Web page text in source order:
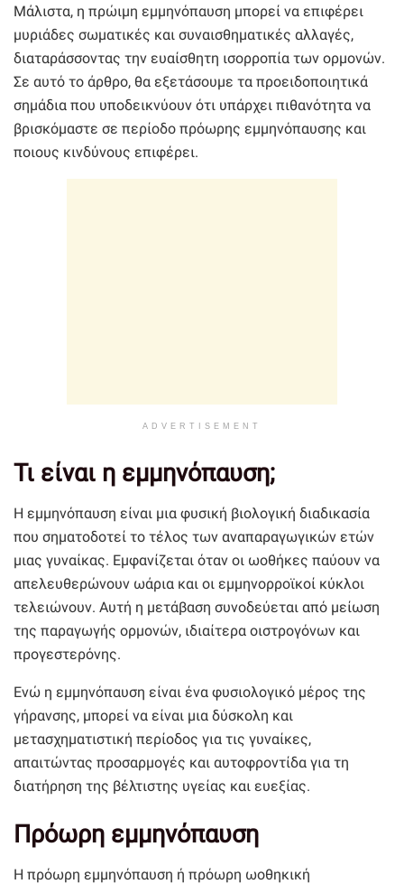
Μάλιστα, η πρώιμη εμμηνόπαυση μπορεί να επιφέρει
μυριάδες σωματικές και συναισθηματικές αλλαγές,
διαταράσσοντας την ευαίσθητη ισορροπία των ορμονών.
Σε αυτό το άρθρο, θα εξετάσουμε τα προειδοποιητικά
σημάδια που υποδεικνύουν ότι υπάρχει πιθανότητα να
βρισκόμαστε σε περίοδο πρόωρης εμμηνόπαυσης και
ποιους κινδύνους επιφέρει.
ADVERTISEMENT
Τι είναι η εμμηνόπαυση;
Η εμμηνόπαυση είναι μια φυσική βιολογική διαδικασία
που σηματοδοτεί το τέλος των αναπαραγωγικών ετών
μιας γυναίκας. Εμφανίζεται όταν οι ωοθήκες παύουν να
απελευθερώνουν ωάρια και οι εμμηνορροϊκοί κύκλοι
τελειώνουν. Αυτή η μετάβαση συνοδεύεται από μείωση
της παραγωγής ορμονών, ιδιαίτερα οιστρογόνων και
προγεστερόνης.
Ενώ η εμμηνόπαυση είναι ένα φυσιολογικό μέρος της
γήρανσης, μπορεί να είναι μια δύσκολη και
μετασχηματιστική περίοδος για τις γυναίκες,
απαιτώντας προσαρμογές και αυτοφροντίδα για τη
διατήρηση της βέλτιστης υγείας και ευεξίας.
Πρόωρη εμμηνόπαυση
Η πρόωρη εμμηνόπαυση ή πρόωρη ωοθηκική